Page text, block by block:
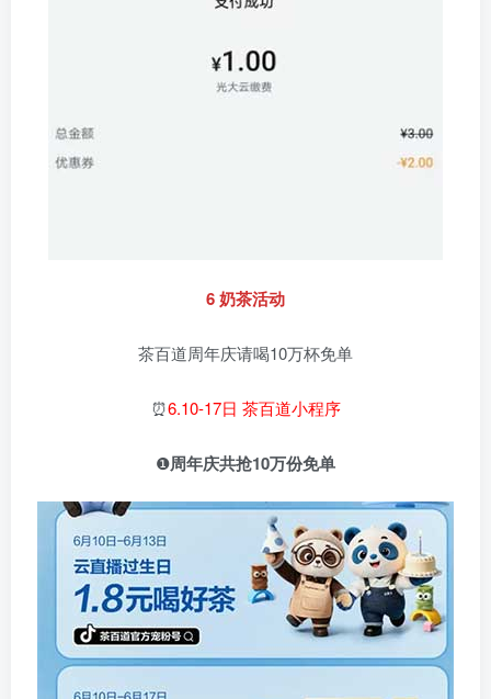
6 奶茶活动
茶百道周年庆请喝10万杯免单
⏰6.10-17日 茶百道小程序
❶周年庆共抢10万份免单